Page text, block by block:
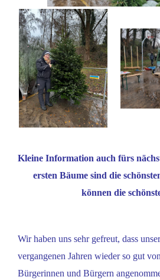
Kleine Information auch fürs
ersten Bäume sind die
können die
Wir haben uns sehr gefreut, dass
vergangenen Jahren wieder so gut
Bürgerinnen und Bürgern